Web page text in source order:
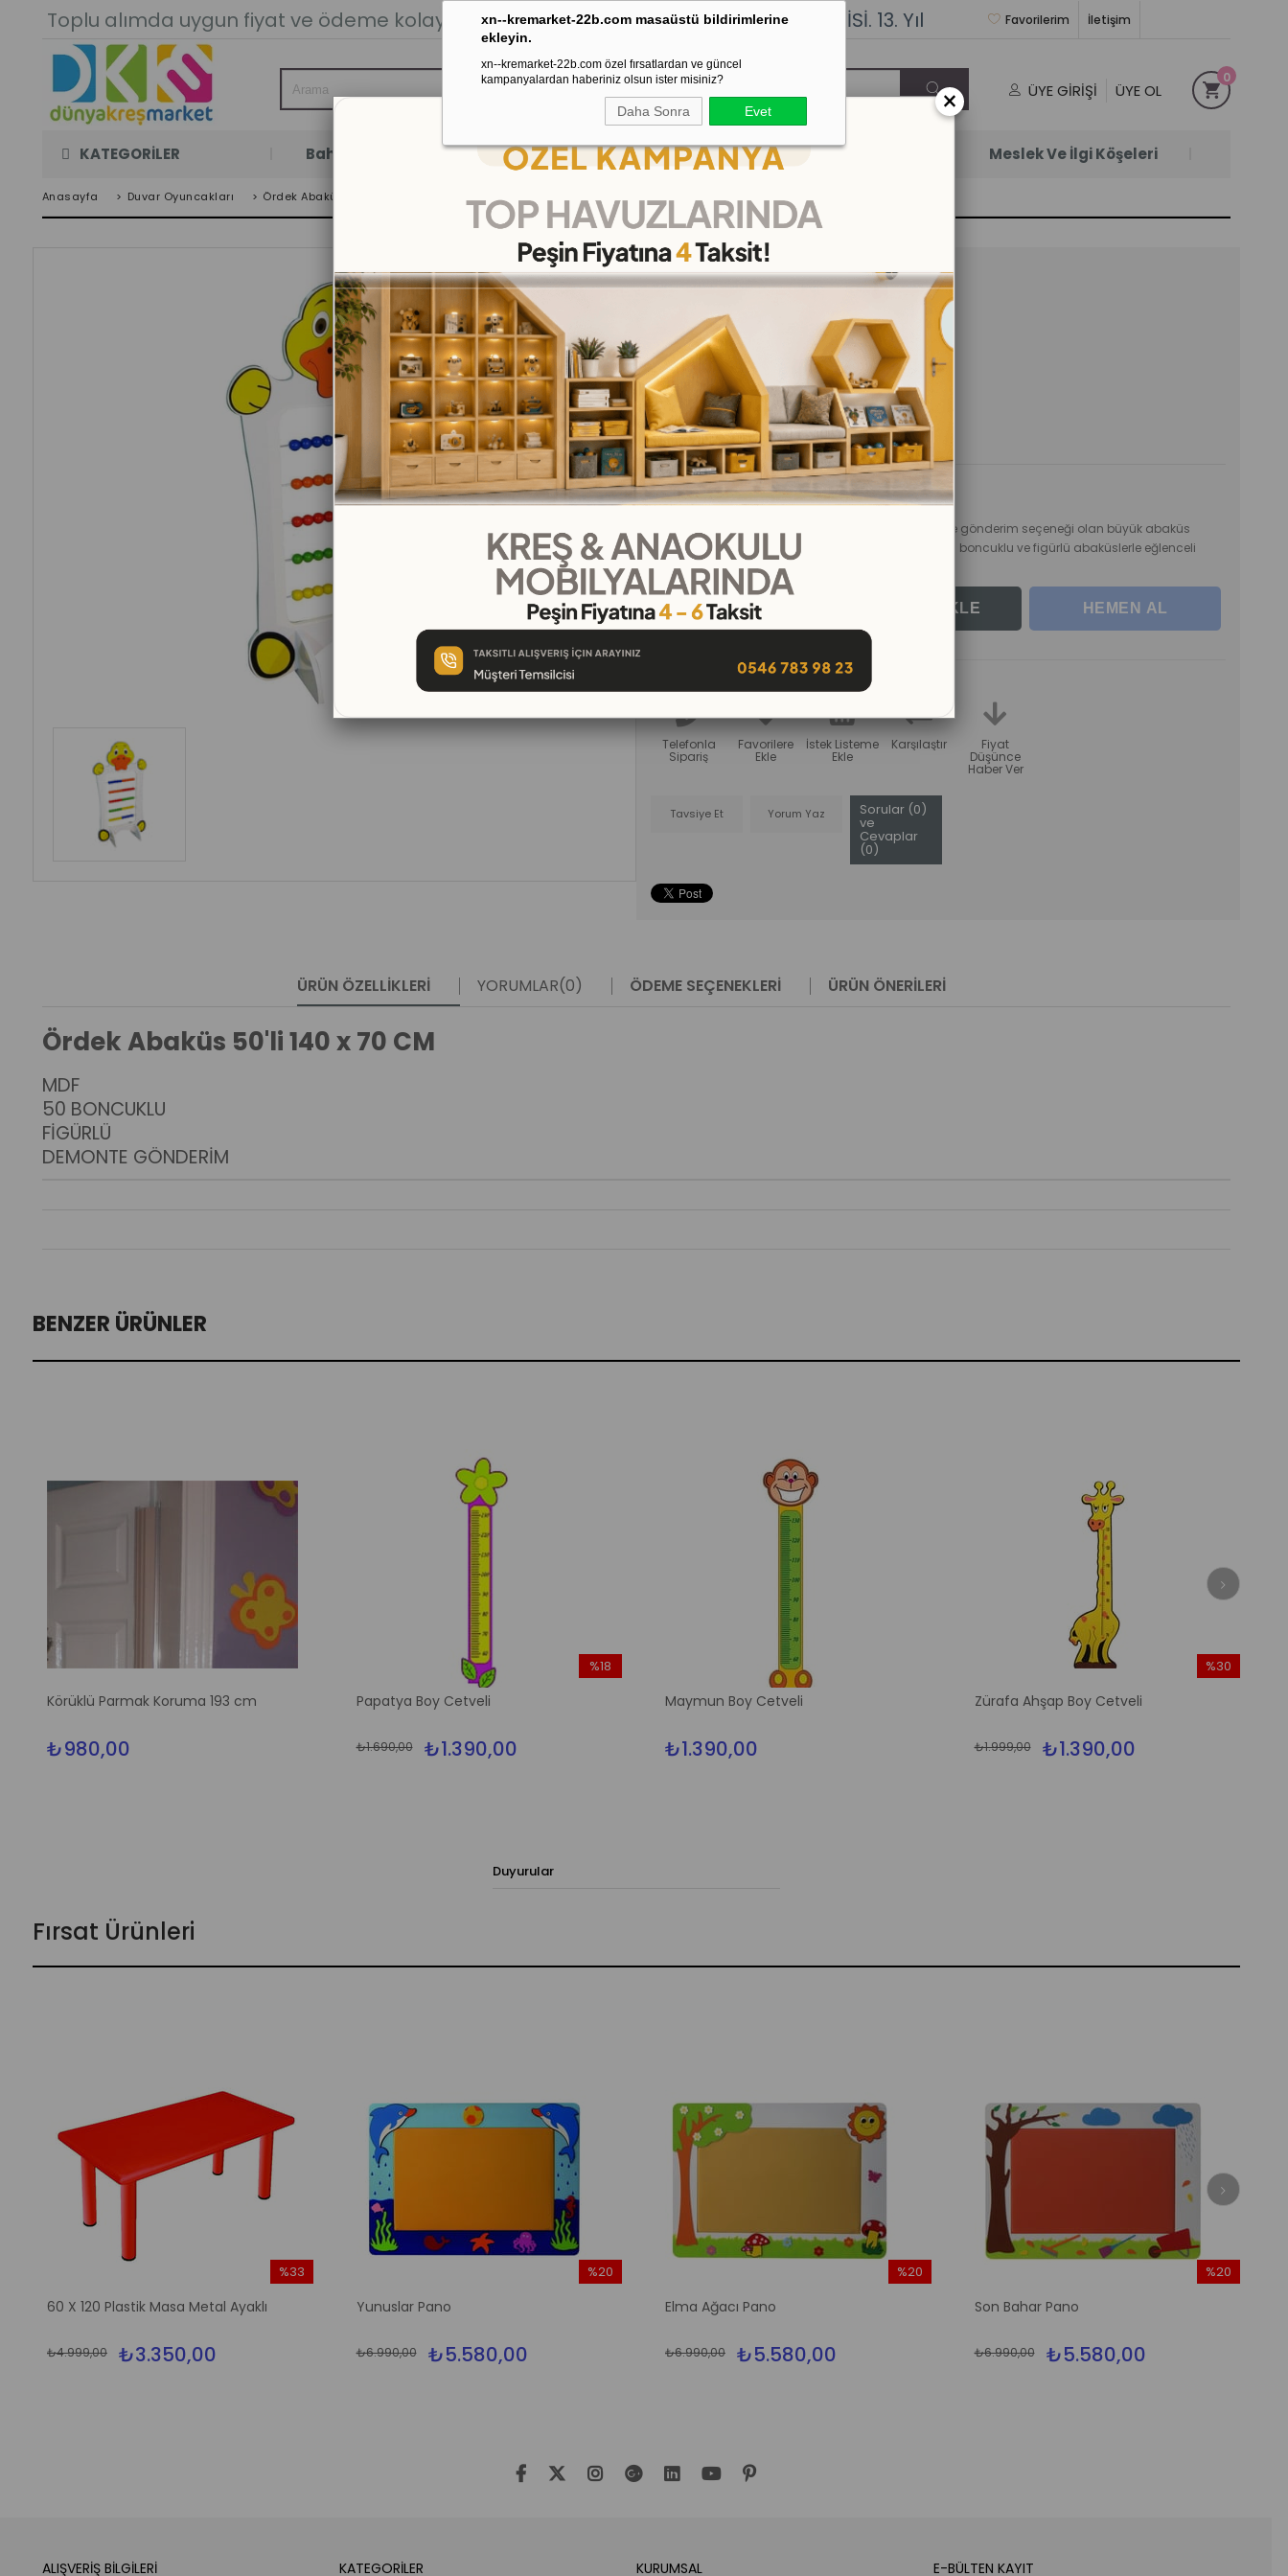
xn--kremarket-22b.com masaüstü bildirimlerine
ekleyin.
xn--kremarket-22b.com özel fırsatlardan ve güncel
kampanyalardan haberiniz olsun ister misiniz?
Daha Sonra Evet
Toplu alımda uygun fiyat ve ödeme kolaylığı. Stoktan Gönderim.% 100İADEGARANTİSİ. 13. Yıl İletişim
Favorilerim
ÜYE GIRIŞI ÜYE OL
0
KATEGORİLER Bahçe Oyun Odası Kaydırak Salıncak Tahterevalli Çok Satanlar Meslek Ve İlgi Köşeleri
Anasayfa > Duvar Oyuncakları > Ördek Abaküs 50'li 140 x 70 CM
Ördek Abaküs 50'li 140 x 70 CM
(DKME2586)
%
37
İNDIRIM
₺5.999,00 (KDV Dahil)
₺3.799,00 (KDV Dahil)
₺422,11 `den başlayan taksitlerle
Sağlam MDF malzeme kullanılarak üretilen, demonte gönderim seçeneği olan büyük abaküs
modelleriyle kreşler için ideal bir seçenek sunuyor. 50 boncuklu ve figürlü abaküslerle eğlenceli
öğrenmeyi destekliyor.
Telefonla
Sipariş
Favorilere
Ekle
İstek Listeme
Ekle
Karşılaştır Fiyat
Düşünce
Haber Ver
Tavsiye Et Yorum Yaz Sorular (0)
ve
Cevaplar
(0)
ÜRÜN ÖZELLIKLERI YORUMLAR(0) ÖDEME SEÇENEKLERI ÜRÜN ÖNERILERI
Ördek Abaküs 50'li 140 x 70 CM
MDF
50 BONCUKLU
FİGÜRLÜ
DEMONTE GÖNDERİM
BENZER ÜRÜNLER
Körüklü Parmak Koruma 193 cm
₺980,00
Papatya Boy Cetveli
₺1.390,00
₺1.690,00
%18
Maymun Boy Cetveli
₺1.390,00
Zürafa Ahşap Boy Cetveli
₺1.390,00
₺1.999,00
%30
Duyurular
Fırsat Ürünleri
60 X 120 Plastik Masa Metal Ayaklı
₺3.350,00
₺4.999,00
%33
Yunuslar Pano
₺5.580,00
₺6.990,00
%20
Elma Ağacı Pano
₺5.580,00
₺6.990,00
%20
Son Bahar Pano
₺5.580,00
₺6.990,00
%20
ALIŞVERİŞ BİLGİLERİ KATEGORİLER KURUMSAL E-BÜLTEN KAYIT
×